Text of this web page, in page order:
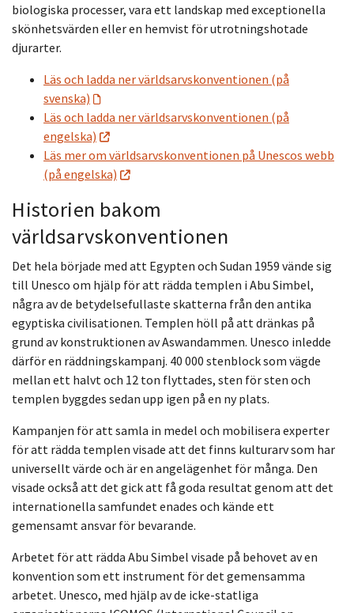
biologiska processer, vara ett landskap med exceptionella
skönhetsvärden eller en hemvist för utrotningshotade
djurarter.
Läs och ladda ner världsarvskonventionen (på
svenska)
Läs och ladda ner världsarvskonventionen (på
engelska)
Läs mer om världsarvskonventionen på Unescos webb
(på engelska)
Historien bakom
världsarvskonventionen
Det hela började med att Egypten och Sudan 1959 vände sig
till Unesco om hjälp för att rädda templen i Abu Simbel,
några av de betydelsefullaste skatterna från den antika
egyptiska civilisationen. Templen höll på att dränkas på
grund av konstruktionen av Aswandammen. Unesco inledde
därför en räddningskampanj. 40 000 stenblock som vägde
mellan ett halvt och 12 ton flyttades, sten för sten och
templen byggdes sedan upp igen på en ny plats.
Kampanjen för att samla in medel och mobilisera experter
för att rädda templen visade att det finns kulturarv som har
universellt värde och är en angelägenhet för många. Den
visade också att det gick att få goda resultat genom att det
internationella samfundet enades och kände ett
gemensamt ansvar för bevarande.
Arbetet för att rädda Abu Simbel visade på behovet av en
konvention som ett instrument för det gemensamma
arbetet. Unesco, med hjälp av de icke-statliga